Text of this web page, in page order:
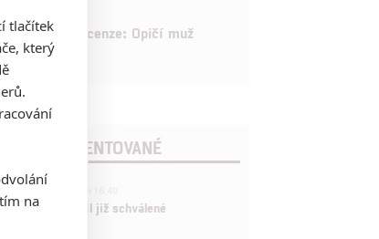
Recenze: Opičí muž
KOMENTOVANÉ
nečekaně zrušil již schválené
tlačítek
který
na